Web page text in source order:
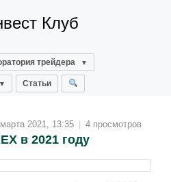
Клуб
трейдера
Статьи
2021, 13:35 | 4 просмотров
в 2021 году